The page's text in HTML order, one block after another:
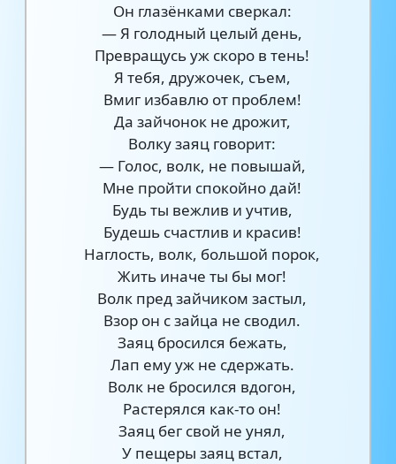
Он глазёнками сверкал:
— Я голодный целый день,
Превращусь уж скоро в тень!
Я тебя, дружочек, съем,
Вмиг избавлю от проблем!
Да зайчонок не дрожит,
Волку заяц говорит:
— Голос, волк, не повышай,
Мне пройти спокойно дай!
Будь ты вежлив и учтив,
Будешь счастлив и красив!
Наглость, волк, большой порок,
Жить иначе ты бы мог!
Волк пред зайчиком застыл,
Взор он с зайца не сводил.
Заяц бросился бежать,
Лап ему уж не сдержать.
Волк не бросился вдогон,
Растерялся как-то он!
Заяц бег свой не унял,
У пещеры заяц встал,